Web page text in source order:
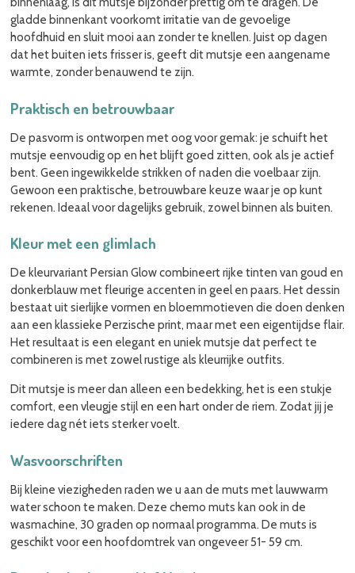
gladde binnenkant voorkomt irritatie van de gevoelige
hoofdhuid en sluit mooi aan zonder te knellen. Juist op dagen
dat het buiten iets frisser is, geeft dit mutsje een aangename
warmte, zonder benauwend te zijn.
Praktisch en betrouwbaar
De pasvorm is ontworpen met oog voor gemak: je schuift het
mutsje eenvoudig op en het blijft goed zitten, ook als je actief
bent. Geen ingewikkelde strikken of naden die voelbaar zijn.
Gewoon een praktische, betrouwbare keuze waar je op kunt
rekenen. Ideaal voor dagelijks gebruik, zowel binnen als buiten.
Kleur met een glimlach
De kleurvariant Persian Glow combineert rijke tinten van goud en
donkerblauw met fleurige accenten in geel en paars. Het dessin
bestaat uit sierlijke vormen en bloemmotieven die doen denken
aan een klassieke Perzische print, maar met een eigentijdse flair.
Het resultaat is een elegant en uniek mutsje dat perfect te
combineren is met zowel rustige als kleurrijke outfits.
Dit mutsje is meer dan alleen een bedekking, het is een stukje
comfort, een vleugje stijl en een hart onder de riem. Zodat jij je
iedere dag nét iets sterker voelt.
Wasvoorschriften
Bij kleine viezigheden raden we u aan de muts met lauwwarm
water schoon te maken. Deze chemo muts kan ook in de
wasmachine, 30 graden op normaal programma. De muts is
geschikt voor een hoofdomtrek van ongeveer 51- 59 cm.